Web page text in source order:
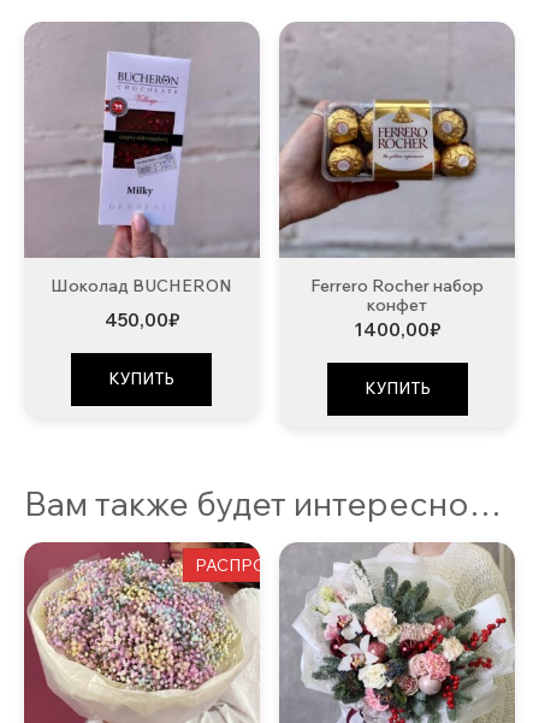
Шоколад BUCHERON
450,00₽
КУПИТЬ
Ferrero Rocher набор
конфет
1400,00₽
КУПИТЬ
Вам также будет интересно…
РАСПРОДАЖА!